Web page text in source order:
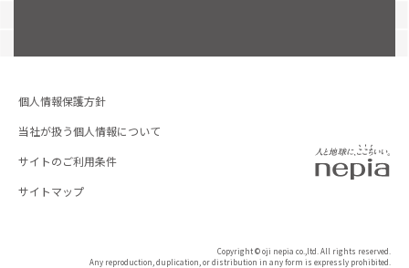
個人情報保護方針
当社が扱う個人情報について
サイトのご利用条件
サイトマップ
Copyright © oji nepia co.,ltd. All rights reserved.
Any reproduction, duplication, or distribution in any form is expressly prohibited.